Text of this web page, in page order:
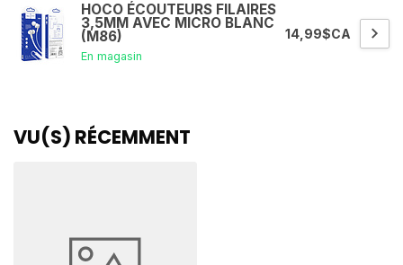
HOCO ÉCOUTEURS FILAIRES
3,5MM AVEC MICRO BLANC
(M86)
En magasin
14,99$CA
VU(S) RÉCEMMENT